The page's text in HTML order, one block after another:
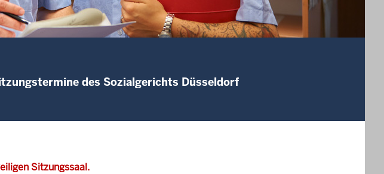
des Sozialgerichts Düsseldorf
Sitzungssaal.